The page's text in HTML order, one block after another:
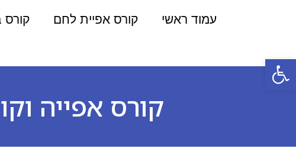
פתח סרגל נגישות
עמוד ראשי קורס אפיית לחם קורס
קורס אפייה